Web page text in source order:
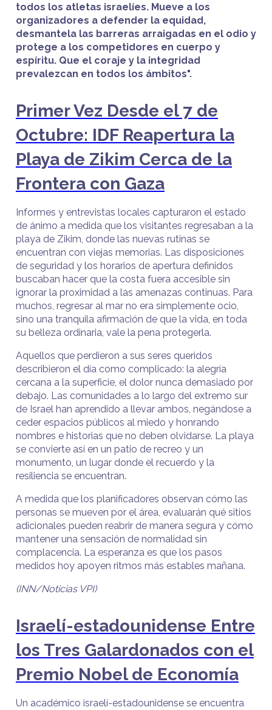
todos los atletas israelíes. Mueve a los
organizadores a defender la equidad,
desmantela las barreras arraigadas en el odio y
protege a los competidores en cuerpo y
espíritu. Que el coraje y la integridad
prevalezcan en todos los ámbitos".
Primer Vez Desde el 7 de
Octubre: IDF Reapertura la
Playa de Zikim Cerca de la
Frontera con Gaza
Informes y entrevistas locales capturaron el estado
de ánimo a medida que los visitantes regresaban a la
playa de Zikim, donde las nuevas rutinas se
encuentran con viejas memorias. Las disposiciones
de seguridad y los horarios de apertura definidos
buscaban hacer que la costa fuera accesible sin
ignorar la proximidad a las amenazas continuas. Para
muchos, regresar al mar no era simplemente ocio,
sino una tranquila afirmación de que la vida, en toda
su belleza ordinaria, vale la pena protegerla.
Aquellos que perdieron a sus seres queridos
describieron el día como complicado: la alegría
cercana a la superficie, el dolor nunca demasiado por
debajo. Las comunidades a lo largo del extremo sur
de Israel han aprendido a llevar ambos, negándose a
ceder espacios públicos al miedo y honrando
nombres e historias que no deben olvidarse. La playa
se convierte así en un patio de recreo y un
monumento, un lugar donde el recuerdo y la
resiliencia se encuentran.
A medida que los planificadores observan cómo las
personas se mueven por el área, evaluarán qué sitios
adicionales pueden reabrir de manera segura y cómo
mantener una sensación de normalidad sin
complacencia. La esperanza es que los pasos
medidos hoy apoyen ritmos más estables mañana.
(INN/Noticias VPI)
Israelí-estadounidense Entre
los Tres Galardonados con el
Premio Nobel de Economía
Un académico israelí-estadounidense se encuentra